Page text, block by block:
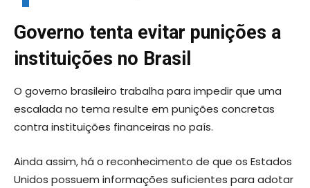
Governo tenta evitar punições a
instituições no Brasil
O governo brasileiro trabalha para impedir que uma
escalada no tema resulte em punições concretas
contra instituições financeiras no país.
Ainda assim, há o reconhecimento de que os Estados
Unidos possuem informações suficientes para adotar